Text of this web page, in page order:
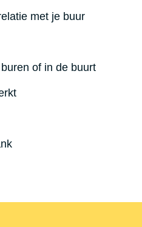
met je buur
of in de buurt